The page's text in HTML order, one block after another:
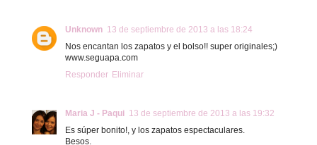
Unknown 13 de septiembre de 2013 a las 18:24
Nos encantan los zapatos y el bolso!! super originales;)
www.seguapa.com
Responder Eliminar
Maria J - Paqui 13 de septiembre de 2013 a las 19:32
Es súper bonito!, y los zapatos espectaculares.
Besos.